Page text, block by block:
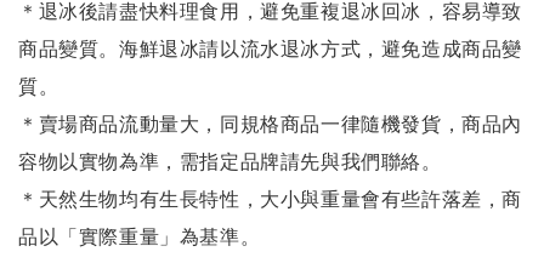
＊退冰後請盡快料理食用，避免重複退冰回冰，容易導致
商品變質。海鮮退冰請以流水退冰方式，避免造成商品變
質。
＊賣場商品流動量大，同規格商品一律隨機發貨，商品內
容物以實物為準，需指定品牌請先與我們聯絡。
＊天然生物均有生長特性，大小與重量會有些許落差，商
品以「實際重量」為基準。